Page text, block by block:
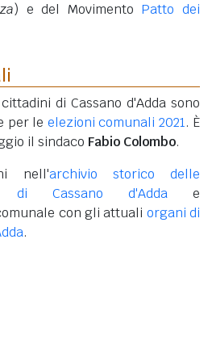
) e del Movimento Patto dei
di Cassano d'Adda sono
per le elezioni comunali 2021. È
il sindaco Fabio Colombo.
nell'archivio storico delle
di Cassano d'Adda e
con gli attuali organi di
.